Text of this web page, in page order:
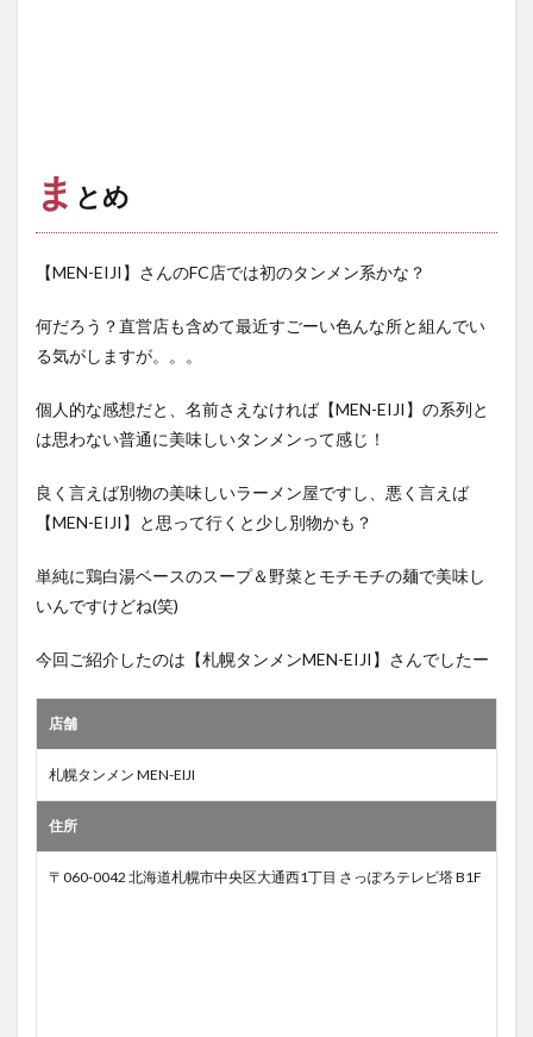
ま とめ
【MEN-EIJI】さんのFC店では初のタンメン系かな？
何だろう？直営店も含めて最近すごーい色んな所と組んでい
る気がしますが。。。
個人的な感想だと、名前さえなければ【MEN-EIJI】の系列と
は思わない普通に美味しいタンメンって感じ！
良く言えば別物の美味しいラーメン屋ですし、悪く言えば
【MEN-EIJI】と思って行くと少し別物かも？
単純に鶏白湯ベースのスープ＆野菜とモチモチの麺で美味し
いんですけどね(笑)
今回ご紹介したのは【札幌タンメンMEN-EIJI】さんでしたー
店舗
札幌タンメン MEN-EIJI
住所
〒060-0042 北海道札幌市中央区大通西1丁目 さっぽろテレビ塔 B1F